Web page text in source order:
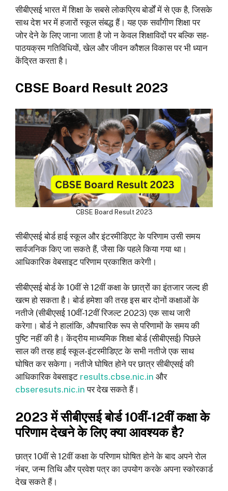
सीबीएसई भारत में शिक्षा के सबसे लोकप्रिय बोर्डों में से एक है, जिसके
साथ देश भर में हजारों स्कूल संबद्ध हैं। यह एक सर्वांगीण शिक्षा पर
जोर देने के लिए जाना जाता है जो न केवल शिक्षाविदों पर बल्कि सह-
पाठयक्रम गतिविधियों, खेल और जीवन कौशल विकास पर भी ध्यान
केंद्रित करता है।
CBSE Board Result 2023
CBSE Board Result 2023
सीबीएसई बोर्ड हाई स्कूल और इंटरमीडिएट के परिणाम उसी समय
सार्वजनिक किए जा सकते हैं, जैसा कि पहले किया गया था।
आधिकारिक वेबसाइट परिणाम प्रकाशित करेगी।
सीबीएसई बोर्ड के 10वीं से 12वीं कक्षा के छात्रों का इंतजार जल्द ही
खत्म हो सकता है। बोर्ड हमेशा की तरह इस बार दोनों कक्षाओं के
नतीजे (सीबीएसई 10वीं-12वीं रिजल्ट 2023) एक साथ जारी
करेगा। बोर्ड ने हालांकि, औपचारिक रूप से परिणामों के समय की
पुष्टि नहीं की है। केंद्रीय माध्यमिक शिक्षा बोर्ड (सीबीएसई) पिछले
साल की तरह हाई स्कूल-इंटरमीडिएट के सभी नतीजे एक साथ
घोषित कर सकेगा। नतीजे घोषित होने पर छात्र सीबीएसई की
आधिकारिक वेबसाइट results.cbse.nic.in और
cbseresuts.nic.in पर देख सकते हैं।
2023 में सीबीएसई बोर्ड 10वीं-12वीं कक्षा के
परिणाम देखने के लिए क्या आवश्यक है?
छात्र 10वीं से 12वीं कक्षा के परिणाम घोषित होने के बाद अपने रोल
नंबर, जन्म तिथि और प्रवेश पत्र का उपयोग करके अपना स्कोरकार्ड
देख सकते हैं।